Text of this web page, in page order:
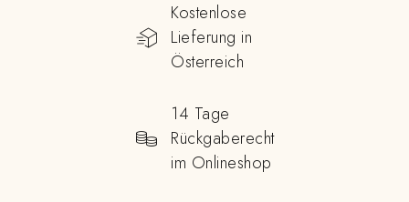
Kostenlose
Lieferung in
Österreich
14 Tage
Rückgaberecht
im Onlineshop